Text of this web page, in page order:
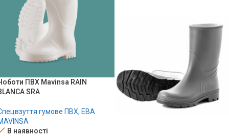
ПВХ Mavinsa RAIN
SRA
гумове ПВХ, ЕВА
В наявності